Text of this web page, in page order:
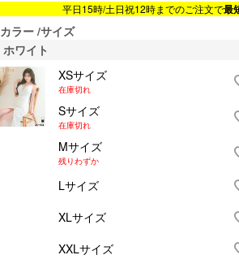
平日15時/土日祝12時までのご注文で最
カラー サイズ
ホワイト
XSサイズ
在庫切れ
Sサイズ
在庫切れ
Mサイズ
残りわずか
Lサイズ
XLサイズ
XXLサイズ